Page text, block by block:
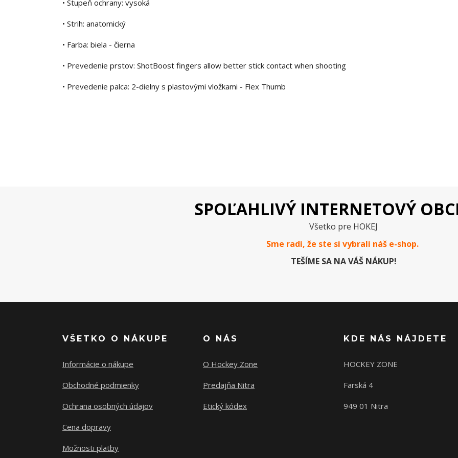
• Stupeň ochrany: vysoká
• Strih: anatomický
• Farba: biela - čierna
• Prevedenie prstov: ShotBoost fingers allow better stick contact when shooting
• Prevedenie palca: 2-dielny s plastovými vložkami - Flex Thumb
SPOĽAHLIVÝ INTERNETOVÝ
Všetko pre HOKEJ
Sme radi, že ste si vybrali náš e-shop.
TEŠÍME SA NA VÁŠ NÁKUP!
VŠETKO O NÁKUPE
Informácie o nákupe
Obchodné podmienky
Ochrana osobných údajov
Cena dopravy
Možnosti platby
O NÁS
O Hockey Zone
Predajňa Nitra
Etický kódex
KDE NÁS NÁJDETE
HOCKEY ZONE
Farská 4
949 01 Nitra